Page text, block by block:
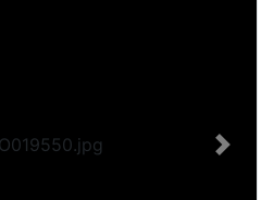
Next